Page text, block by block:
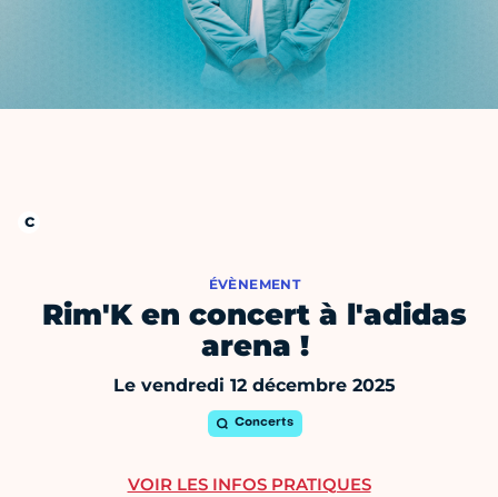
ÉVÈNEMENT
Rim'K en concert à l'adidas
arena !
Le vendredi 12 décembre 2025
Concerts
VOIR LES INFOS PRATIQUES